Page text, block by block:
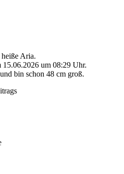
Aria.
15.06.2026 um 08:29 Uhr.
bin schon 48 cm groß.